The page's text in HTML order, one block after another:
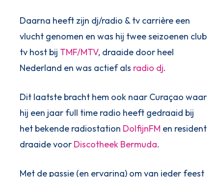
Daarna heeft zijn dj/radio & tv carrière een
vlucht genomen en was hij twee seizoenen club
tv host bij TMF/MTV, draaide door heel
Nederland en was actief als radio dj.
Dit laatste bracht hem ook naar Curaçao waar
hij een jaar full time radio heeft gedraaid bij
het bekende radiostation DolfijnFM en resident
draaide voor Discotheek Bermuda.
Met de passie (en ervaring) om van ieder feest